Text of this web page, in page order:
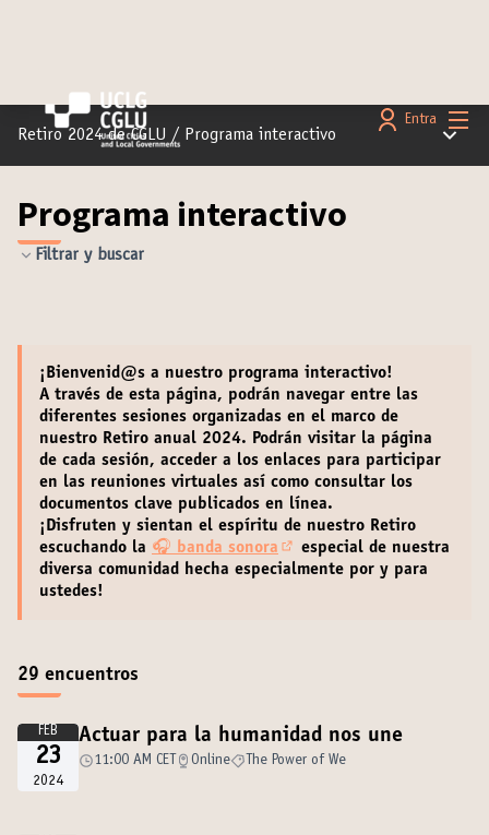
Entra
Retiro 2024 de CGLU / Programa interactivo Menú
Programa interactivo
Filtrar y buscar
¡ Bienvenid@s a nuestro programa interactivo!
A través de esta página, podrán navegar entre las
diferentes sesiones organizadas en el marco de
nuestro Retiro anual 2024. Podrán visitar la página
de cada sesión, acceder a los enlaces para participar
en las reuniones virtuales así como consultar los
documentos clave publicados en línea.
¡Disfruten y sientan el espíritu de nuestro Retiro
escuchando la 🎧 banda sonora
(Enlace externo)
especial de nuestra
diversa comunidad hecha especialmente por y para
ustedes!
29 encuentros
FEB
23
2024
Actuar para la humanidad nos une
11:00 AM CET Online The Power of We